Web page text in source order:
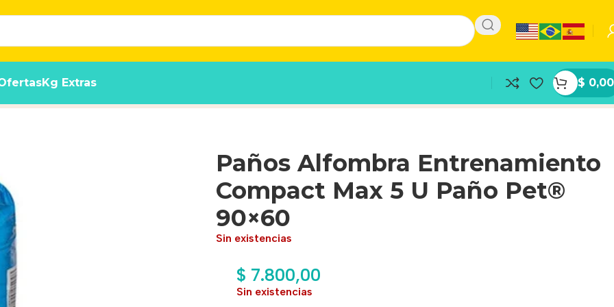
Kg Extras $ 0,00
5 U Paño Pet® 90×60
Paños Alfombra Entrenamiento
Compact Max 5 U Paño Pet®
90×60
Sin existencias
$ 7.800,00
Sin existencias